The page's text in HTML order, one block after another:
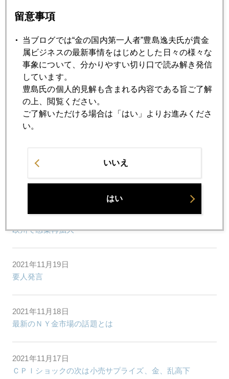
オミクロン・ショック、金市場は複雑な反応
2021年11月26日
突発的要因、南アで新型コロナ、市場は混乱
2021年11月25日
2021年11月24日
パウエル再任、貴金属価格暴落
2021年11月22日
欧州で感染再拡大
2021年11月19日
要人発言
2021年11月18日
最新のＮＹ金市場の話題とは
2021年11月17日
ＣＰＩショックの次は小売サプライズ、金、乱高下
留意事項
当ブログでは“金の国内第一人者”豊島逸夫氏が貴金
属ビジネスの最新事情をはじめとした日々の様々な
事象について、分かりやすい切り口で読み解き発信
しています。
豊島氏の個人的見解も含まれる内容である旨ご了解
の上、閲覧ください。
ご了解いただける場合は「はい」よりお進みくださ
い。
いいえ
はい